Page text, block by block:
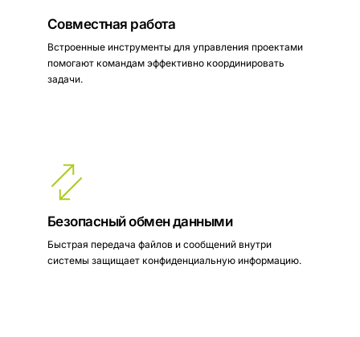
Совместная работа
Встроенные инструменты для управления проектами
помогают командам эффективно координировать
задачи.
Безопасный обмен данными
Быстрая передача файлов и сообщений внутри
системы защищает конфиденциальную информацию.